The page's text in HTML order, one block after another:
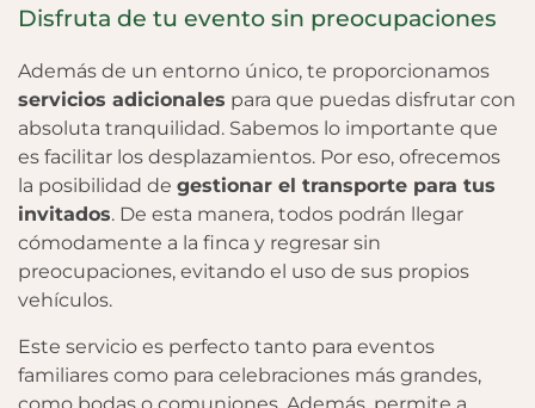
Disfruta de tu evento sin preocupaciones
Además de un entorno único, te proporcionamos
servicios adicionales para que puedas disfrutar con
absoluta tranquilidad. Sabemos lo importante que
es facilitar los desplazamientos. Por eso, ofrecemos
la posibilidad de gestionar el transporte para tus
invitados. De esta manera, todos podrán llegar
cómodamente a la finca y regresar sin
preocupaciones, evitando el uso de sus propios
vehículos.
Este servicio es perfecto tanto para eventos
familiares como para celebraciones más grandes,